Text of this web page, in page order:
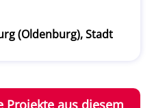
(Oldenburg), Stadt
Projekte aus diesem